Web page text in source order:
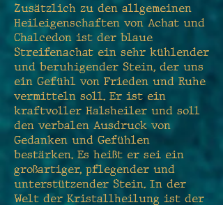
Zusätzlich zu den allgemeinen
Heileigenschaften von Achat und
Chalcedon ist der blaue
Streifenachat ein sehr kühlender
und beruhigender Stein, der uns
ein Gefühl von Frieden und Ruhe
vermitteln soll. Er ist ein
kraftvoller Halsheiler und soll
den verbalen Ausdruck von
Gedanken und Gefühlen
bestärken. Es heißt er sei ein
großartiger, pflegender und
unterstützender Stein. In der
Welt der Kristallheilung ist der